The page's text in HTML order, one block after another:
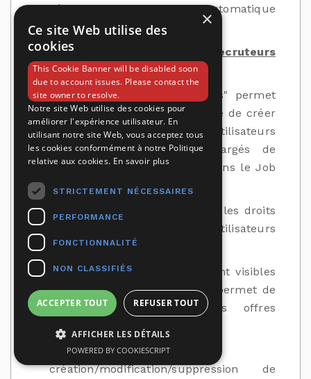
l'équipe entraine l'envoi automatique
d'un e-mail au collaborateur.
c. Liste des recruteurs
(Recruteur/ESN)
L'onglet "Liste des recruteurs" permet
aux Gestionnaires de la société de créer
gratuitement des Comptes Utilisateurs
pour les collaborateurs chargés de
publier des offres d'emploi dans le Job
catalogue.
Le Gestionnaire peut modifier les droits
ou supprimer des Comptes Utilisateurs
depuis la liste des Recruteurs.
Les Recruteurs ainsi créés sont visibles
depuis l'onglet "Partage" qui permet de
mutualiser la gestion des offres
d'emplois.
Chaque
création/modification/suppression de
×
Ce site Web utilise des
cookies
This Cookie Banner will be disabled soon
due to account issues. Please contact the
site owner to resolve.
Notre site Web utilise des cookies pour
améliorer l'expérience utilisateur. En
utilisant notre site Web, vous acceptez tous
les cookies conformément à notre Politique
relative aux cookies. En savoir plus
STRICTEMENT NÉCESSAIRES
PERFORMANCE
FONCTIONNALITÉ
NON CLASSIFIÉS
ACCEPTER TOUT REFUSER TOUT
AFFICHER LES DÉTAILS
POWERED BY COOKIESCRIPT